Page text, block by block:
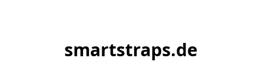
smartstraps.de